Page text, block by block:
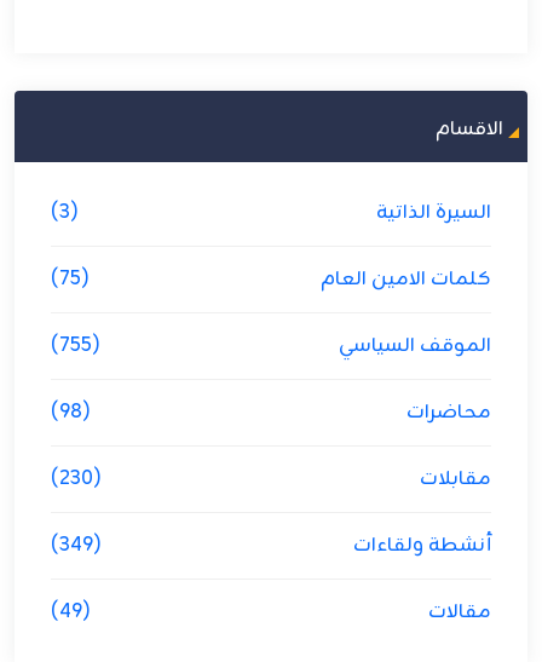
الاقسام
السيرة الذاتية (3)
كلمات الامين العام (75)
الموقف السياسي (755)
محاضرات (98)
مقابلات (230)
أنشطة ولقاءات (349)
مقالات (49)